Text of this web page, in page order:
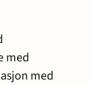
med
med